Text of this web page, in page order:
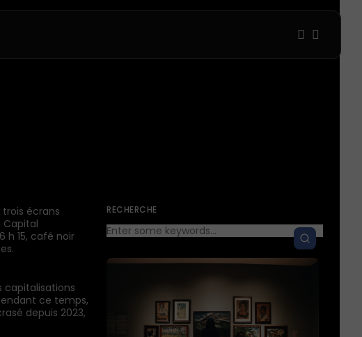
RECHERCHE
écrans
Capital
h 15, café noir
capitalisations
ce temps,
depuis 2023,